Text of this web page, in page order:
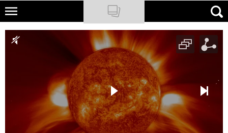
Skip
main
NATIONAL GEOGRAPHIC
Newsletter